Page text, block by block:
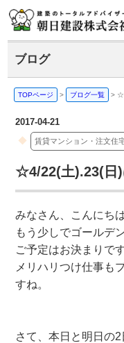
ブログ
TOPページ > ブログ一覧 >
2017-04-21
賃貸マンション・注文住
☆4/22(土).23(日)
みなさん、こんにちは
もう少しでゴールデ
ご予定はお決まりで
メリハリつけ仕事も
すね。
さて、本日と明日の